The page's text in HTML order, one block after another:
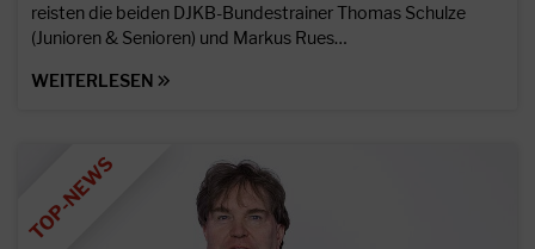
reisten die beiden DJKB-Bundestrainer Thomas Schulze
(Junioren & Senioren) und Markus Rues…
WEITERLESEN